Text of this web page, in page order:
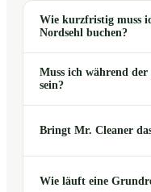
Wie kurzfristig muss
Nordsehl buchen?
Muss ich während
sein?
Bringt Mr. Cleaner
Wie läuft eine